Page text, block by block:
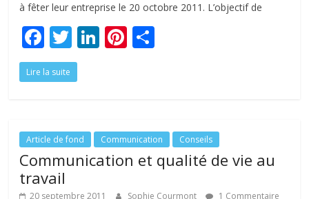
à fêter leur entreprise le 20 octobre 2011. L’objectif de
F
ac
e
o
o
k
T
w
itt
Li
dI
n
Pi
st er
Lire la suite
Article de fond Communication Conseils
Communication et qualité de vie au
travail
20 septembre 2011 Sophie Courmont 1 Commentaire